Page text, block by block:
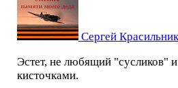
Сергей
Эстет, не любящий "сусликов"
кисточками.